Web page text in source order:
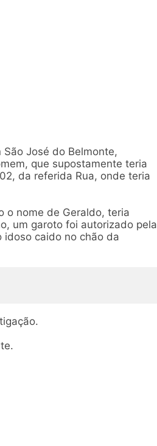
José do Belmonte,
que supostamente teria
da referida Rua, onde teria
o nome de Geraldo, teria
um garoto foi autorizado pela
idoso caido no chão da